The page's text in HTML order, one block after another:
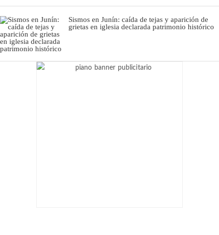
Sismos en Junín: caída de tejas y aparición de
grietas en iglesia declarada patrimonio histórico